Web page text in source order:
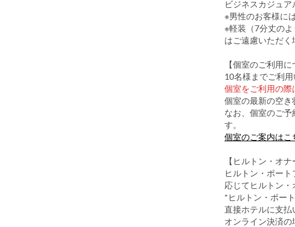
ビジネスカジュア
※男性のお客様に
※軽装（7分丈の
はご遠慮いただく
【個室のご利用に
10名様までご利用
個室をご利用の際
個室の最新の空き
なお、個室のご
す。
個室のご案内はこ
【ヒルトン・オ
ヒルトン・ポー
応じてヒルトン・
*ヒルトン・ポー
直接ホテルに支払
オンライン決済の